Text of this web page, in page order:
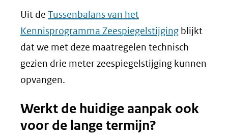
Uit de Tussenbalans van het
Kennisprogramma Zeespiegelstijging blijkt
dat we met deze maatregelen technisch
gezien drie meter zeespiegelstijging kunnen
opvangen.
Werkt de huidige aanpak ook
voor de lange termijn?